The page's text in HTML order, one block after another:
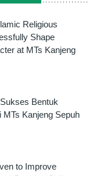
Religious
Shape
at MTs Kanjeng
Bentuk
Kanjeng Sepuh
to Improve